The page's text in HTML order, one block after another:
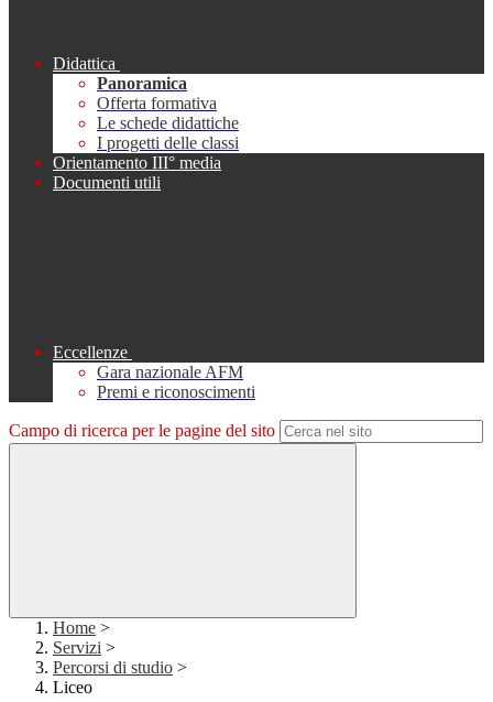
Didattica
Panoramica
Offerta formativa
Le schede didattiche
I progetti delle classi
Orientamento III° media
Documenti utili
Eccellenze
Gara nazionale AFM
Premi e riconoscimenti
Campo di ricerca per le pagine del sito
Home >
Servizi >
Percorsi di studio >
Liceo